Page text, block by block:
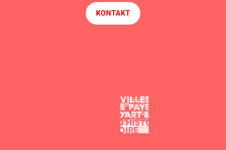
KONTAKT